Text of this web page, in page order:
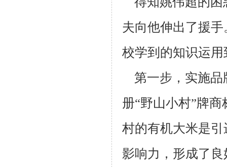
夫向他伸出了援
校学到的知识运用
第一步，实施品
册“野山小村”牌
村的有机大米是引
影响力， 形成了